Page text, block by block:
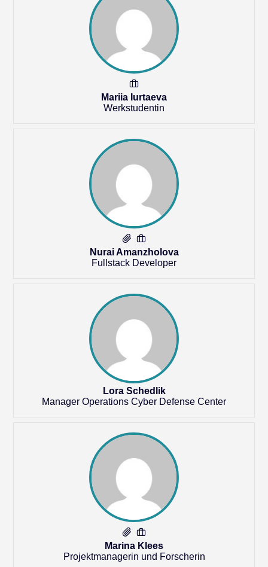
Mariia Iurtaeva
Werkstudentin
Nurai Amanzholova
Fullstack Developer
Lora Schedlik
Manager Operations Cyber Defense Center
Marina Klees
Projektmanagerin und Forscherin